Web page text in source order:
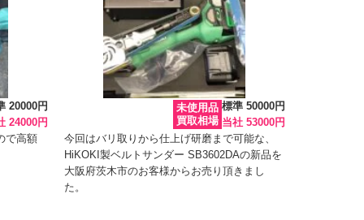
20000円
24000円
で高額
未使用品
買取相場
標準 50000円
当社 53000円
今回はバリ取りから仕上げ研磨まで可能な、
HiKOKI製ベルトサンダー SB3602DAの新品を
大阪府茨木市のお客様からお売り頂きまし
た。